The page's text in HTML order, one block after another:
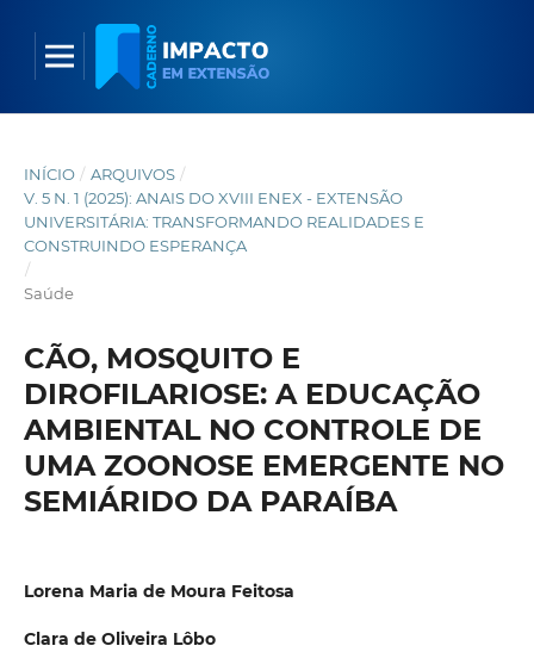
INÍCIO / ARQUIVOS /
V. 5 N. 1 (2025): ANAIS DO XVIII ENEX - EXTENSÃO
UNIVERSITÁRIA: TRANSFORMANDO REALIDADES E
CONSTRUINDO ESPERANÇA
/
Saúde
CÃO, MOSQUITO E
DIROFILARIOSE: A EDUCAÇÃO
AMBIENTAL NO CONTROLE DE
UMA ZOONOSE EMERGENTE NO
SEMIÁRIDO DA PARAÍBA
Lorena Maria de Moura Feitosa
Clara de Oliveira Lôbo